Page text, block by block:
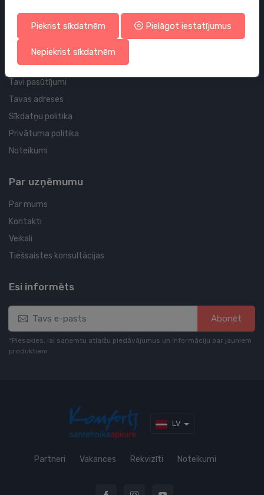
Cauruļvadi un Veidgabali
Profila un piegādes informācija
Tavs konts
Tavi pasūtījumi
Tavas adreses
Sīkdatņu politika
Privātuma politika
Noteikumi
Par uzņēmumu
Par mums
Kontakti
Veikali
Tiešsaistes konsultācijas
Esi informēts
Abonēt
*Piesakies, lai saņemtu atlaižu piedāvājumus un informāciju par jauniem
produktiem
LV
Partneri Vakances Rekvizīti Noteikumi
Piekrist sīkdatnēm Pielāgot iestatījumus
Nepiekrist sīkdatnēm